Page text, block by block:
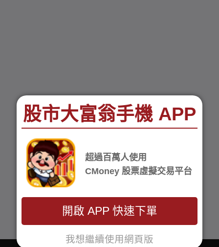
股市大富翁手機 APP
超過百萬人使用
CMoney 股票虛擬交易平台
開啟 APP 快速下單
我想繼續使用網頁版